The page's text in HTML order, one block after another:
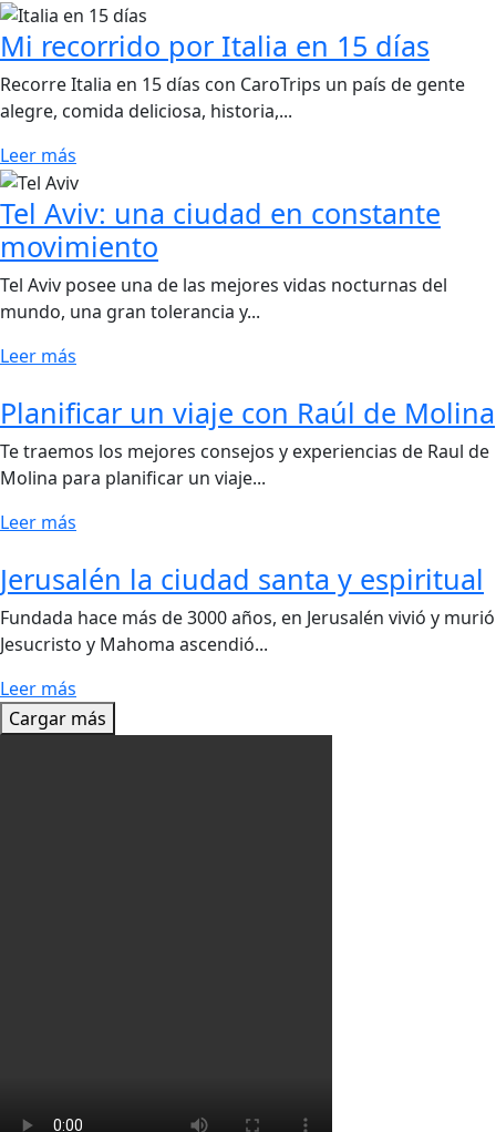
Mi recorrido por Italia en 15 días
Recorre Italia en 15 días con CaroTrips un país de gente
alegre, comida deliciosa, historia,...
Leer más
Tel Aviv: una ciudad en constante
movimiento
Tel Aviv posee una de las mejores vidas nocturnas del
mundo, una gran tolerancia y...
Leer más
Planificar un viaje con Raúl de Molina
Te traemos los mejores consejos y experiencias de Raul de
Molina para planificar un viaje...
Leer más
Jerusalén la ciudad santa y espiritual
Fundada hace más de 3000 años, en Jerusalén vivió y murió
Jesucristo y Mahoma ascendió...
Leer más
Cargar más